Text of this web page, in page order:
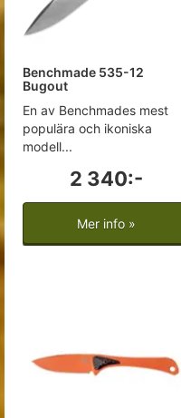
Benchmade 535-12
Bugout
En av Benchmades mest
populära och ikoniska
modell...
2 340:-
Mer info »